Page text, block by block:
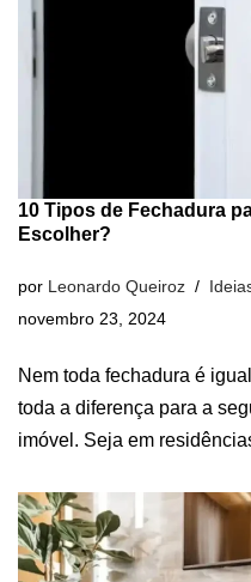
10 Tipos de Fechadura
Escolher?
por Leonardo Queiroz
novembro 23, 2024
Nem toda fechadura é
toda a diferença para a
imóvel. Seja em